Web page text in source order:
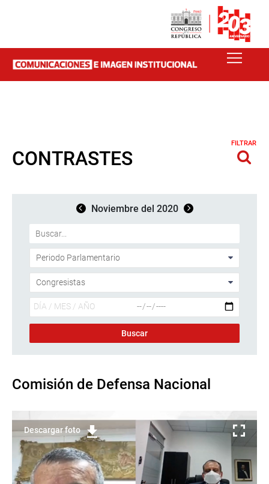
CONTRASTES
FILTRAR
Noviembre del 2020
Comisión de Defensa Nacional
Descargar foto